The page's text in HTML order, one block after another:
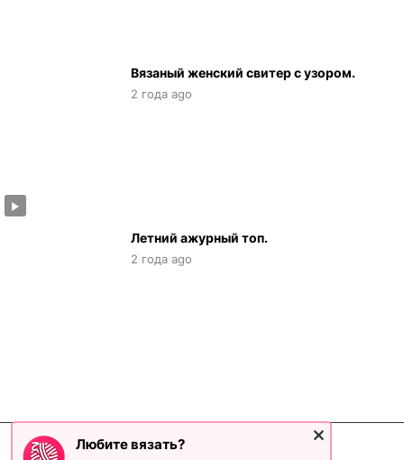
Вязаный женский свитер с узором.
2 года ago
Летний ажурный топ.
2 года ago
Любите вязать?